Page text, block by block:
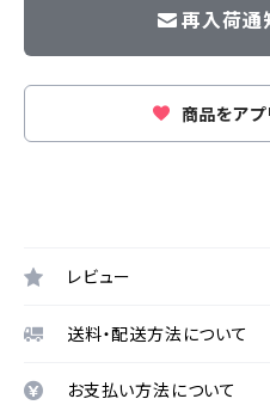
再入荷通
商品をアプ
レビュー
送料・配送方法について
お支払い方法について